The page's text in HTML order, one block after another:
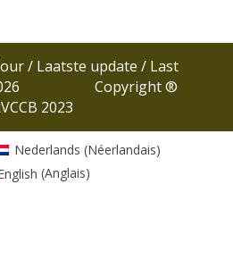
/ Laatste update / Last
2026 Copyright ®
2023
Nederlands (Néerlandais)
(Anglais)